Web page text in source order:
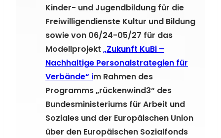
Kinder- und Jugendbildung für die
Freiwilligendienste Kultur und Bildung
sowie von 06/24-05/27 für das
Modellprojekt „Zukunft KuBi –
Nachhaltige Personalstrategien für
Verbände“ im Rahmen des
Programms „rückenwind3“ des
Bundesministeriums für Arbeit und
Soziales und der Europäischen Union
über den Europäischen Sozialfonds